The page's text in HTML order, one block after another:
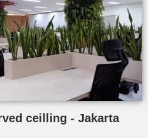
ceilling - Jakarta